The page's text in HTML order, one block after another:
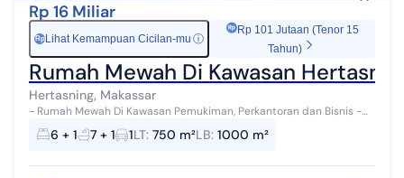
Rp 16 Miliar
Rp Lihat Kemampuan Cicilan-mu ⓘ
Rp 101 Jutaan (Tenor 15
Tahun)
Rumah Mewah Di Kawasan
Hertasning, Makassar
- Rumah Mewah Di Kawasan Pemukiman, Perkantoran dan Bisnis -
6 + 1 7 + 1 1LT: 750 m²LB: 1000 m²